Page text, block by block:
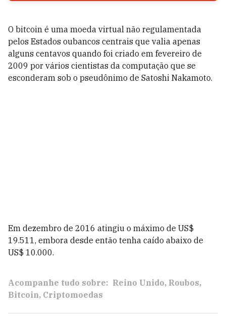
O bitcoin é uma moeda virtual não regulamentada
pelos Estados oubancos centrais que valia apenas
alguns centavos quando foi criado em fevereiro de
2009 por vários cientistas da computação que se
esconderam sob o pseudônimo de Satoshi Nakamoto.
Em dezembro de 2016 atingiu o máximo de US$
19.511, embora desde então tenha caído abaixo de
US$ 10.000.
Acompanhe tudo sobre: Reino Unido Roubos
Bitcoin Criptomoedas